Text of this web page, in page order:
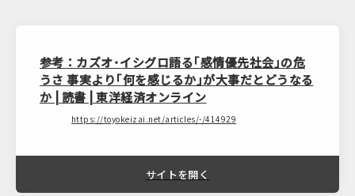
参考：カズオ･イシグロ語る｢感情優先社会｣の危
うさ 事実より｢何を感じるか｣が大事だとどうなる
か | 読書 | 東洋経済オンライン
https://toyokeizai.net/articles/-/414929
サイトを開く